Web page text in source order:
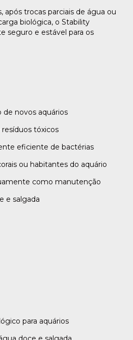
após trocas parciais de água ou
biológica, o Stability
seguro e estável para os
de novos aquários
tóxicos
eficiente de bactérias
ou habitantes do aquário
como manutenção
e salgada
para aquários